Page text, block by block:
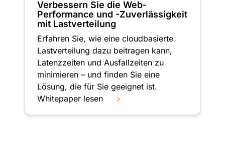
Verbessern Sie die Web-
Performance und -Zuverlässigkeit
mit Lastverteilung
Erfahren Sie, wie eine cloudbasierte
Lastverteilung dazu beitragen kann,
Latenzzeiten und Ausfallzeiten zu
minimieren – und finden Sie eine
Lösung, die für Sie geeignet ist.
Whitepaper lesen